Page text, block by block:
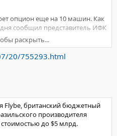
опцион еще на 10 машин. Как
сообщил представитель ИФК
самолетов
«Атлант-Союз», еще 10
отметил Липовецкий.
заказа ИФК — более $500 млн.
самолета Ан-148 с
вмещает до 99 пассажиров и
раскрыть...
20/755293.html
британский бюджетный
производителя
до $5 млрд.